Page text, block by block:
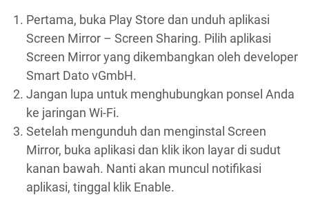
Pertama, buka Play Store dan unduh aplikasi
Screen Mirror – Screen Sharing. Pilih aplikasi
Screen Mirror yang dikembangkan oleh developer
Smart Dato vGmbH.
Jangan lupa untuk menghubungkan ponsel Anda
ke jaringan Wi-Fi.
Setelah mengunduh dan menginstal Screen
Mirror, buka aplikasi dan klik ikon layar di sudut
kanan bawah. Nanti akan muncul notifikasi
aplikasi, tinggal klik Enable.